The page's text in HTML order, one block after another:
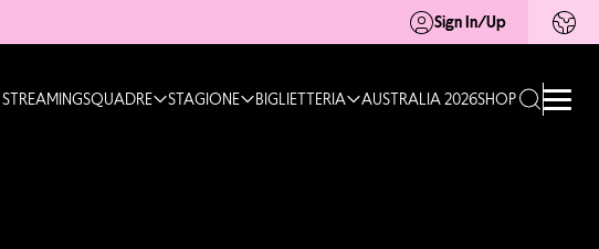
Sign In/Up
STREAMINGSQUADRE STAGIONE BIGLIETTERIA AUSTRALIA 2026SHOP